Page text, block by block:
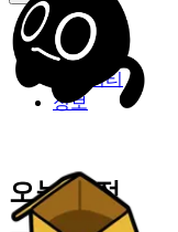
밐타운
피드
커뮤니티
정보
오늘 일정